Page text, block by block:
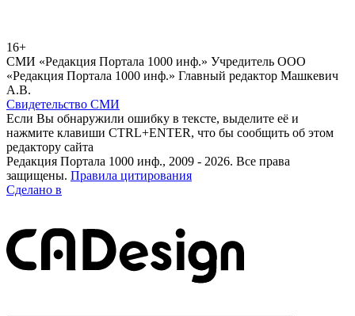
16+
СМИ «Редакция Портала 1000 инф.» Учредитель ООО
«Редакция Портала 1000 инф.» Главный редактор Машкевич
А.В.
Свидетельство СМИ
Если Вы обнаружили ошибку в тексте, выделите её и
нажмите клавиши CTRL+ENTER, что бы сообщить об этом
редактору сайта
Редакция Портала 1000 инф., 2009 - 2026. Все права
защищены. Правила цитирования
Сделано в